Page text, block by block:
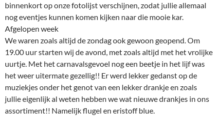
binnenkort op onze fotolijst verschijnen, zodat jullie allemaal
nog eventjes kunnen komen kijken naar die mooie kar.
Afgelopen week
We waren zoals altijd de zondag ook gewoon geopend. Om
19.00 uur starten wij de avond, met zoals altijd met het vrolijke
uurtje. Met het carnavalsgevoel nog een beetje in het lijf was
het weer uitermate gezellig!! Er werd lekker gedanst op de
muziekjes onder het genot van een lekker drankje en zoals
jullie eigenlijk al weten hebben we wat nieuwe drankjes in ons
assortiment!! Namelijk flugel en eristoff blue.